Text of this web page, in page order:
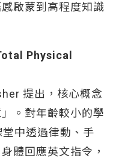
啟蒙到高程度知識
Physical
提出，核心概念
。對年齡較小的學
中透過律動、手
體回應英文指令，